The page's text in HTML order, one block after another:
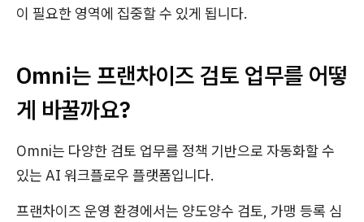
이 필요한 영역에 집중할 수 있게 됩니다.
Omni는 프랜차이즈 검토 업무를 어떻
게 바꿀까요?
Omni는 다양한 검토 업무를 정책 기반으로 자동화할 수
있는 AI 워크플로우 플랫폼입니다.
프랜차이즈 운영 환경에서는 양도양수 검토, 가맹 등록 심